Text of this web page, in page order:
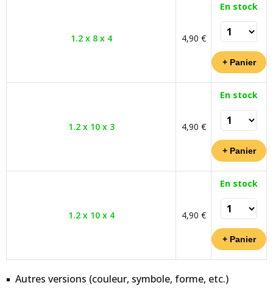
1.2 x 8 x 4 4,90 €
En stock
1.2 x 10 x 3 4,90 €
En stock
1.2 x 10 x 4 4,90 €
En stock
Autres versions (couleur, symbole, forme, etc.)